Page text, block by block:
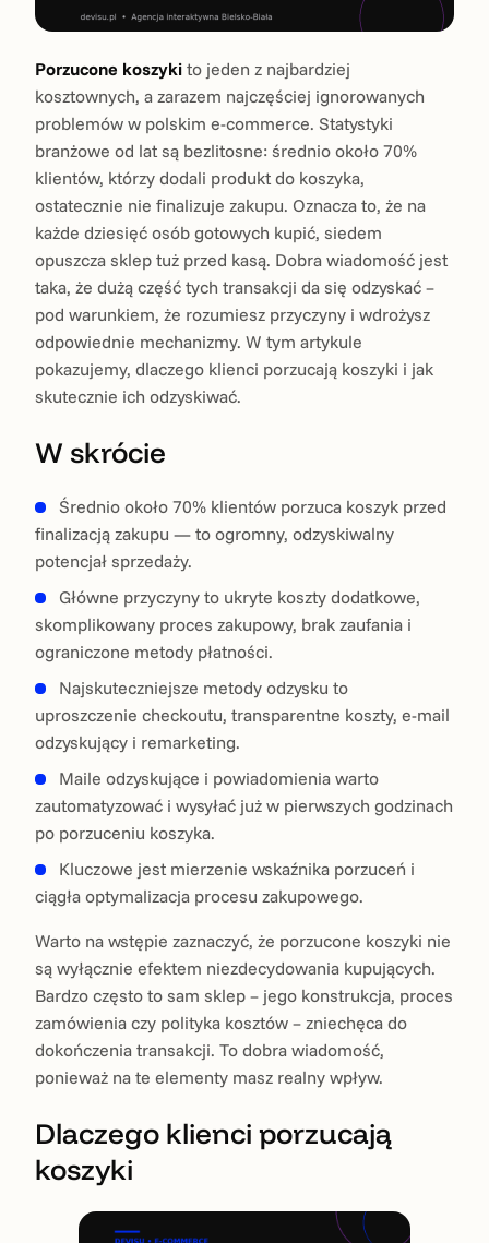
Porzucone koszyki to jeden z najbardziej
kosztownych, a zarazem najczęściej ignorowanych
problemów w polskim e-commerce. Statystyki
branżowe od lat są bezlitosne: średnio około 70%
klientów, którzy dodali produkt do koszyka,
ostatecznie nie finalizuje zakupu. Oznacza to, że na
każde dziesięć osób gotowych kupić, siedem
opuszcza sklep tuż przed kasą. Dobra wiadomość jest
taka, że dużą część tych transakcji da się odzyskać –
pod warunkiem, że rozumiesz przyczyny i wdrożysz
odpowiednie mechanizmy. W tym artykule
pokazujemy, dlaczego klienci porzucają koszyki i jak
skutecznie ich odzyskiwać.
W skrócie
Średnio około 70% klientów porzuca koszyk przed
finalizacją zakupu — to ogromny, odzyskiwalny
potencjał sprzedaży.
Główne przyczyny to ukryte koszty dodatkowe,
skomplikowany proces zakupowy, brak zaufania i
ograniczone metody płatności.
Najskuteczniejsze metody odzysku to
uproszczenie checkoutu, transparentne koszty, e-mail
odzyskujący i remarketing.
Maile odzyskujące i powiadomienia warto
zautomatyzować i wysyłać już w pierwszych godzinach
po porzuceniu koszyka.
Kluczowe jest mierzenie wskaźnika porzuceń i
ciągła optymalizacja procesu zakupowego.
Warto na wstępie zaznaczyć, że porzucone koszyki nie
są wyłącznie efektem niezdecydowania kupujących.
Bardzo często to sam sklep – jego konstrukcja, proces
zamówienia czy polityka kosztów – zniechęca do
dokończenia transakcji. To dobra wiadomość,
ponieważ na te elementy masz realny wpływ.
Dlaczego klienci porzucają
koszyki